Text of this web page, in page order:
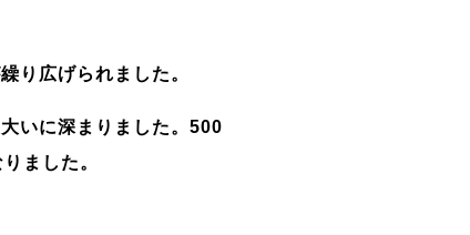
り広げられました。
いに深まりました。 500
ました。